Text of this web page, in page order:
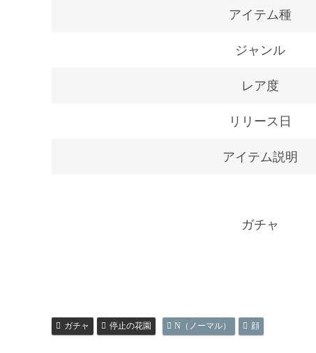
アイテム種
ジャンル
レア度
リリース日
アイテム説明
ガチャ
ガチャ 停止の花園 N（ノーマル） 顔